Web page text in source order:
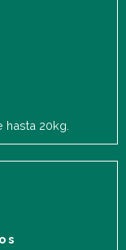
20kg.